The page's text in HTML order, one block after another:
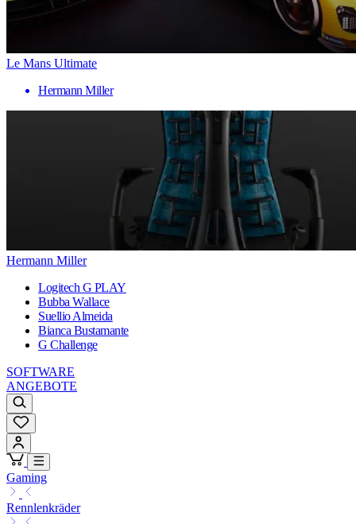
Le Mans Ultimate
Hermann Miller
Hermann Miller
Logitech G PLAY
Bubba Wallace
Suellio Almeida
Bianca Bustamante
G Challenge
SOFTWARE
ANGEBOTE
Gaming
Rennlenkräder